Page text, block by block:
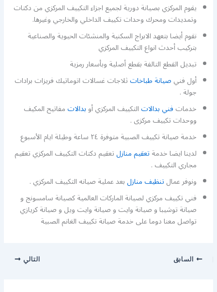
يقوم المركزي بصيانة دورية لجميع اجزاء التكييف المركزي من دكتات
وتمديدات ومحرك وحدات تكييف الداخلي والخارجي وغيرها.
نقوم أيضا بتعهد الابراج السكنية والمنشئات الحيوية والصناعية
بتركيب أحدث انواع التكييف المركزي
تبديل القطع التالفة بقطع أصلية وبأسعار رمزية
أول فنيصيانة طباخاتثلاجات غسالات اتوماتيك فريزات برادات
جولة .
خدماتفني بدالاتالتكييف المركزي أوبدالاتمفاتيح المكيف
ووحدات تكييف مركزى .
خدمة صيانة تكييف الصبية متوفرة ٢٤ ساعة وطيلة ايام الأسبوع
لدينا ايضا خدمةتعقيم منازلتعقيم دكتات التكييف المركزي تعقيم
مجاري التكييف .
ونوفر عمالتنظيف منازلبعد عملية صيانه التكييف المركزي .
فني تكييف مركزي لصيانة الماركات العالمية كصيانة سامسونج و
صيانة توشيبا و صيانة وايت و صيانة وايت ويل و صيانة كريازي
تواصل معنا دوما على خدمة صيانة تكييف الغانم الصبية
السابق التالي